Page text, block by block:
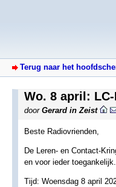
Terug naar het
Wo. 8 april:
door Gerard in Zeist
Beste Radiovrienden,
De Leren- en Contact-
en voor ieder
Tijd: Woensdag 8 april